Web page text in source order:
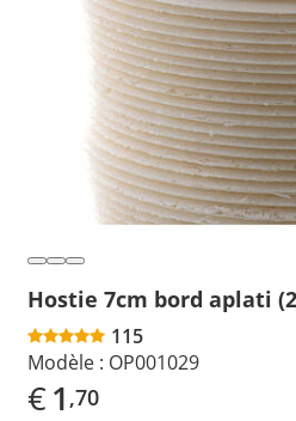
Hostie 7cm bord aplati
115
Modèle : OP001029
€1 ,70